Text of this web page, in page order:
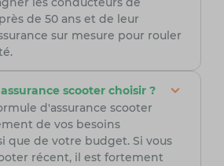
de 50 ans et de leur
sur mesure pour rouler
scooter choisir ?
d'assurance scooter
de vos besoins
que de votre budget. Si vous
récent, il est fortement